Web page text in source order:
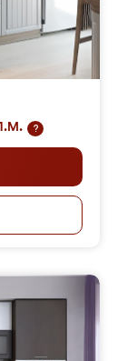
?